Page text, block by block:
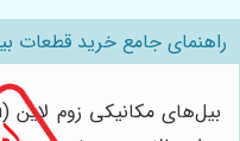
راهنمای جامع خرید قطعات